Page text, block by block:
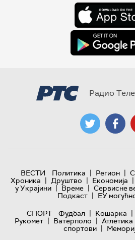
Радио
ВЕСТИ Политика | Регион |
Хроника | Друштво | Економија |
у Украјини | Време | Сервисне
Подкаст | ЕУ
СПОРТ
Фудбал | Кошарка |
Рукомет | Ватерполо | Атлетика
спортови |